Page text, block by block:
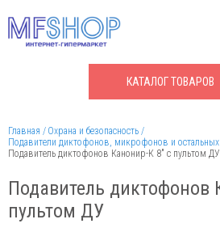
КАТАЛОГТОВАРОВ
Главная
Охрана и безопасность
Подавители диктофонов, микрофонов и
Подавитель диктофонов Канонир-К 8" с пультом ДУ
Подавитель диктофонов
пультом ДУ